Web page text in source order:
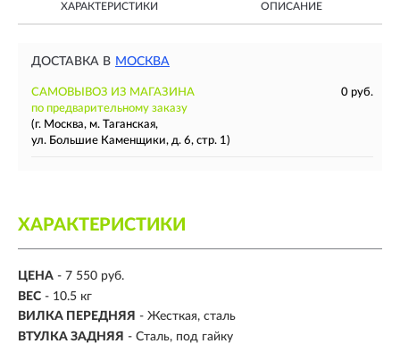
ХАРАКТЕРИСТИКИ ОПИСАНИЕ
ДОСТАВКА В МОСКВА
САМОВЫВОЗ ИЗ МАГАЗИНА
0 руб.
по предварительному заказу
(г. Москва, м. Таганская,
ул. Большие Каменщики, д. 6, стр. 1)
ХАРАКТЕРИСТИКИ
ЦЕНА - 7 550 руб.
ВЕС - 10.5 кг
ВИЛКА ПЕРЕДНЯЯ - Жесткая, сталь
ВТУЛКА ЗАДНЯЯ - Сталь, под гайку